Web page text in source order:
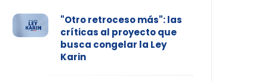
"Otro retroceso más": las
críticas al proyecto que
busca congelar la Ley
Karin